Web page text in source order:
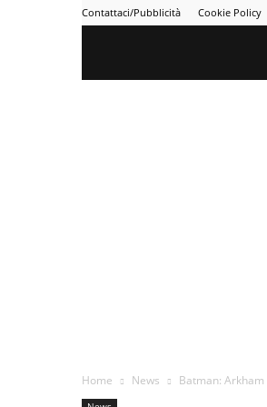
Contattaci/Pubblicità Cookie Policy
Home News Batman: